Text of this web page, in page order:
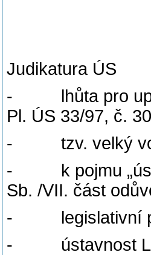
Judikatura ÚS
- lhůta pro
Pl. ÚS 33/97, č.
- tzv. velký
- k pojmu
Sb. /VII. část
- legislativní
- ústavnost